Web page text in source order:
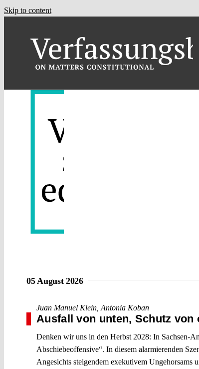
Skip to content
05 August 2026
Juan Manuel Klein,Antonia Koban
Ausfall von unten, Schutz von
Denken wir uns in den Herbst 2028: In Sachsen-
Abschiebeoffensive“. In diesem alarmierenden
Angesichts steigendem exekutivem Ungehorsams